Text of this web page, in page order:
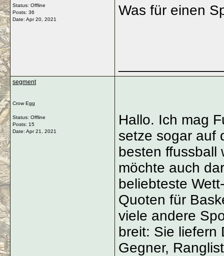
Status: Offline
Posts: 36
Date: Apr 20, 2021
Was für einen
segment
Crow Egg
Status: Offline
Posts: 15
Date: Apr 21, 2021
Hallo. Ich mag
setze sogar auf
besten
möchte auch
beliebteste
Quoten für
viele andere
breit: Sie liefern
Gegner,